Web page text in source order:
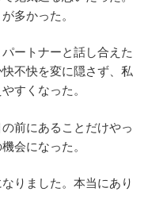
多かった。
ートナーと話し合えた
不快を変に隠さず、私
すくなった。
前にあることだけやっ
会になった。
りました。本当にあり